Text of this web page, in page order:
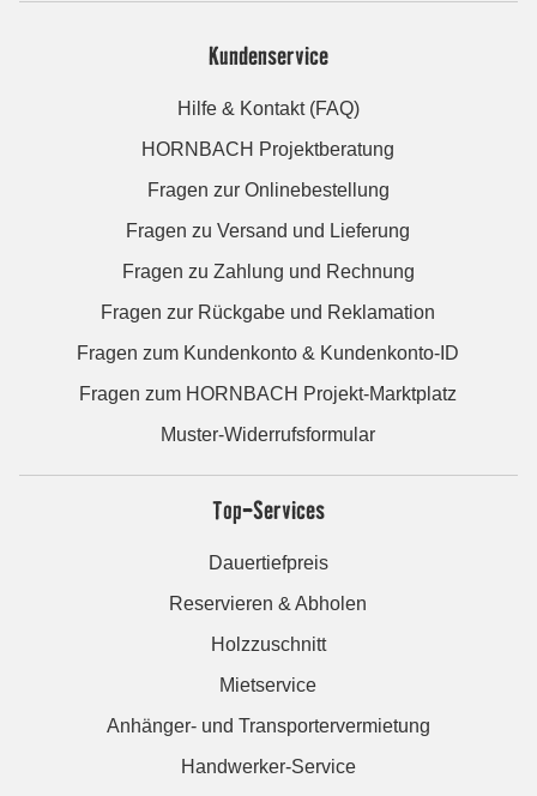
Kundenservice
Hilfe & Kontakt (FAQ)
HORNBACH Projektberatung
Fragen zur Onlinebestellung
Fragen zu Versand und Lieferung
Fragen zu Zahlung und Rechnung
Fragen zur Rückgabe und Reklamation
Fragen zum Kundenkonto & Kundenkonto-ID
Fragen zum HORNBACH Projekt-Marktplatz
Muster-Widerrufsformular
Top-Services
Dauertiefpreis
Reservieren & Abholen
Holzzuschnitt
Mietservice
Anhänger- und Transportervermietung
Handwerker-Service